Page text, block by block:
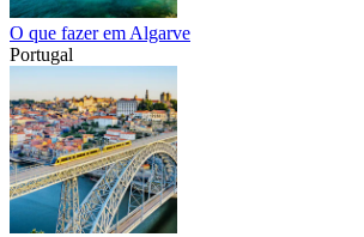
O que fazer em Algarve
Portugal